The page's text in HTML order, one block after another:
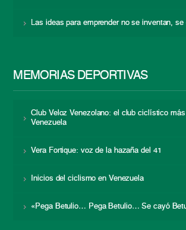
Las ideas para emprender no se inventan, se
MEMORIAS DEPORTIVAS
Club Veloz Venezolano: el club ciclístico
Venezuela
Vera Fortique: voz de la hazaña del 41
Inicios del ciclismo en Venezuela
«Pega Betulio… Pega Betulio… Se cayó